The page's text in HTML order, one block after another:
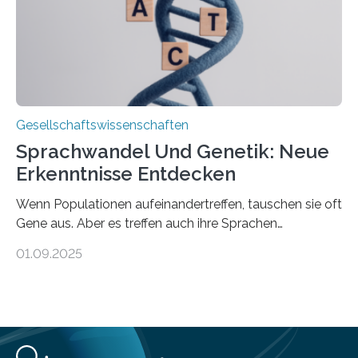
sich oft an den/die Partner*in und dies häufig im
Gesellschaftswissenschaften
Sprachwandel Und Genetik: Neue
Erkenntnisse Entdecken
Wenn Populationen aufeinandertreffen, tauschen sie oft
Gene aus. Aber es treffen auch ihre Sprachen
Sprachen verändern. Wie stark tun sie dies tatsächlich,
Universität Zürich globale Muster des genetischen
01.09.2025